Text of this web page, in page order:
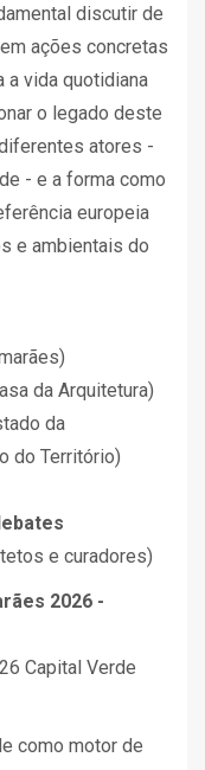
discutir de
ações concretas
a vida quotidiana
o legado deste
atores -
- e a forma como
europeia
e ambientais do
da Arquitetura)
da
do Território)
e curadores)
2026 -
Capital Verde
como motor de